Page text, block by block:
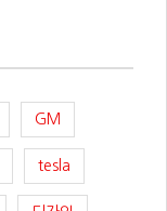
GM
tesla